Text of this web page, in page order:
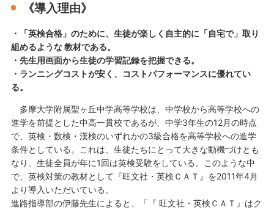
《導入理由》
・「英検合格」のために、生徒が楽しく自主的に「自宅で」取り
組めるような 教材である。
・先生用画面から生徒の学習記録を把握できる。
・ランニングコストが安く、コストパフォーマンスに優れてい
る。
多摩大学附属聖ヶ丘中学高等学校は、中学校から高等学校への
進学を前提とした中高一貫校であるが、中学3年生の12月の時点
で、英検・数検・漢検のいずれかの3級合格を高等学校への進学
条件としている。これは、生徒たちにとって大きな動機づけとも
なり、生徒全員が年に1回は英検受験をしている。このような中
で、英検対策の教材として『旺文社・英検ＣＡＴ』を2011年4月
より導入いただいている。
進路指導部の伊藤先生によると、「『 旺文社・英検ＣＡＴ』はク